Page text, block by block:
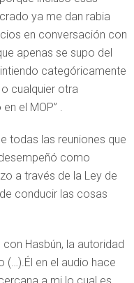
ya me dan rabia
en conversación con
apenas se supo del
categóricamente
cualquier otra
el MOP” .
todas las reuniones que
como
a través de la Ley de
conducir las cosas
Hasbún, la autoridad
(…).Él en el audio hace